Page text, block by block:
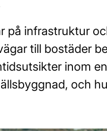
på infrastruktur
till bostäder
inom
och